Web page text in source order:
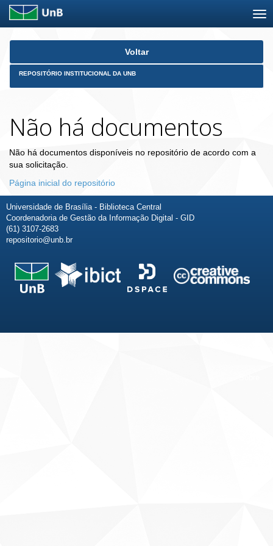
Skip
Voltar
REPOSITÓRIO INSTITUCIONAL DA UNB
Não há documentos
Não há documentos disponíveis no repositório de acordo com a
sua solicitação.
Página inicial do repositório
Universidade de Brasília - Biblioteca Central
Coordenadoria de Gestão da Informação Digital - GID
(61) 3107-2683
repositorio@unb.br